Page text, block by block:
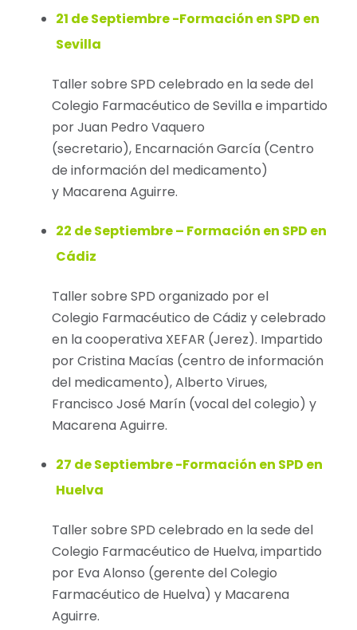
21 de Septiembre -Formación en SPD en
Sevilla
Taller sobre SPD celebrado en la sede del
Colegio Farmacéutico de Sevilla e impartido
por Juan Pedro Vaquero
(secretario), Encarnación García (Centro
de información del medicamento)
y Macarena Aguirre.
22 de Septiembre – Formación en SPD en
Cádiz
Taller sobre SPD organizado por el
Colegio Farmacéutico de Cádiz y celebrado
en la cooperativa XEFAR (Jerez). Impartido
por Cristina Macías (centro de información
del medicamento), Alberto Virues,
Francisco José Marín (vocal del colegio) y
Macarena Aguirre.
27 de Septiembre -Formación en SPD en
Huelva
Taller sobre SPD celebrado en la sede del
Colegio Farmacéutico de Huelva, impartido
por Eva Alonso (gerente del Colegio
Farmacéutico de Huelva) y Macarena
Aguirre.